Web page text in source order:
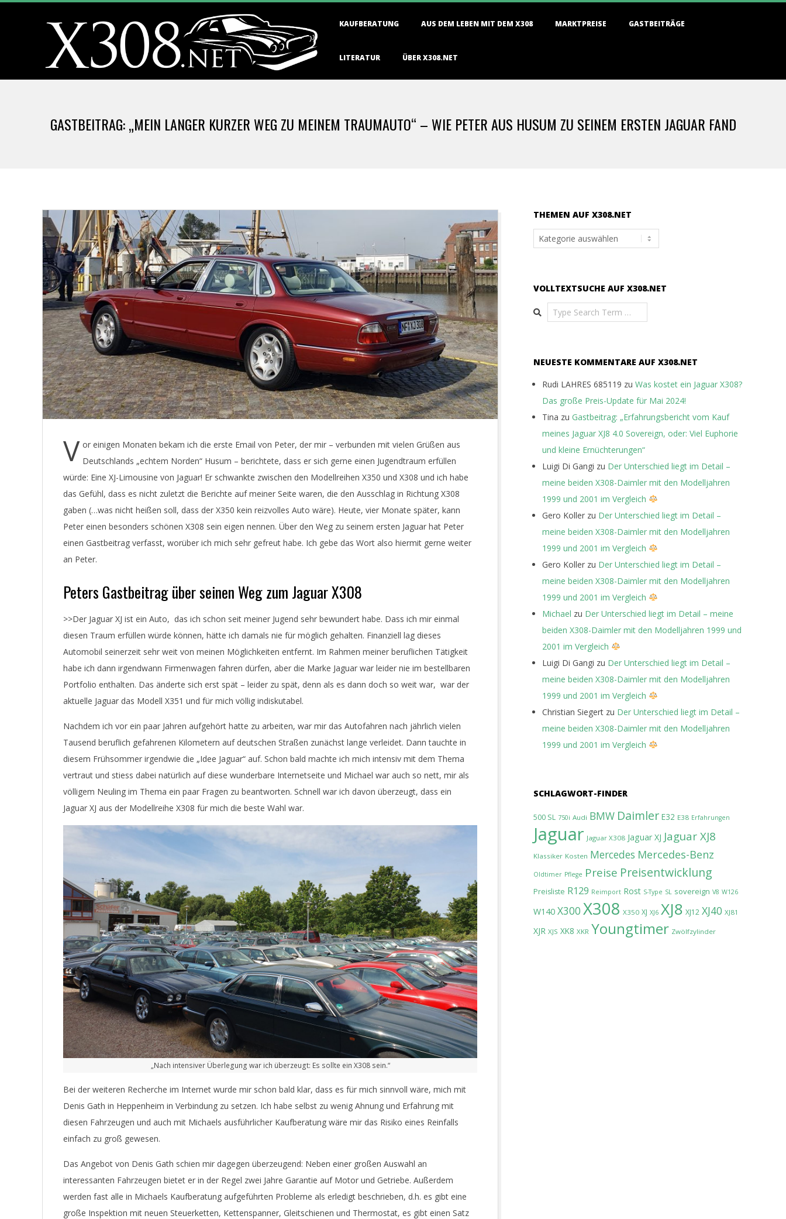
X
3
.
N
E
T
KAUFBERATUNG AUS DEM LEBEN MIT DEM X308 MARKTPREISE GASTBEITRÄGE
LITERATUR ÜBER X308.NET
GASTBEITRAG: „MEIN LANGER KURZER WEG ZU MEINEM TRAUMAUTO“ – WIE PETER AUS HUSUM ZU SEINEM ERSTEN JAGUAR FAND
V or einigen Monaten bekam ich die erste Email von Peter, der mir – verbunden mit vielen Grüßen aus
Deutschlands „echtem Norden“ Husum – berichtete, dass er sich gerne einen Jugendtraum erfüllen
würde: Eine XJ-Limousine von Jaguar! Er schwankte zwischen den Modellreihen X350 und X308 und ich habe
das Gefühl, dass es nicht zuletzt die Berichte auf meiner Seite waren, die den Ausschlag in Richtung X308
gaben (…was nicht heißen soll, dass der X350 kein reizvolles Auto wäre). Heute, vier Monate später, kann
Peter einen besonders schönen X308 sein eigen nennen. Über den Weg zu seinem ersten Jaguar hat Peter
einen Gastbeitrag verfasst, worüber ich mich sehr gefreut habe. Ich gebe das Wort also hiermit gerne weiter
an Peter.
Peters Gastbeitrag über seinen Weg zum Jaguar X308
>>Der Jaguar XJ ist ein Auto, das ich schon seit meiner Jugend sehr bewundert habe. Dass ich mir einmal
diesen Traum erfüllen würde können, hätte ich damals nie für möglich gehalten. Finanziell lag dieses
Automobil seinerzeit sehr weit von meinen Möglichkeiten entfernt. Im Rahmen meiner beruflichen Tätigkeit
habe ich dann irgendwann Firmenwagen fahren dürfen, aber die Marke Jaguar war leider nie im bestellbaren
Portfolio enthalten. Das änderte sich erst spät – leider zu spät, denn als es dann doch so weit war, war der
aktuelle Jaguar das Modell X351 und für mich völlig indiskutabel.
Nachdem ich vor ein paar Jahren aufgehört hatte zu arbeiten, war mir das Autofahren nach jährlich vielen
Tausend beruflich gefahrenen Kilometern auf deutschen Straßen zunächst lange verleidet. Dann tauchte in
diesem Frühsommer irgendwie die „Idee Jaguar“ auf. Schon bald machte ich mich intensiv mit dem Thema
vertraut und stiess dabei natürlich auf diese wunderbare Internetseite und Michael war auch so nett, mir als
völligem Neuling im Thema ein paar Fragen zu beantworten. Schnell war ich davon überzeugt, dass ein
Jaguar XJ aus der Modellreihe X308 für mich die beste Wahl war.
„Nach intensiver Überlegung war ich überzeugt: Es sollte ein X308 sein.“
Bei der weiteren Recherche im Internet wurde mir schon bald klar, dass es für mich sinnvoll wäre, mich mit
Denis Gath in Heppenheim in Verbindung zu setzen. Ich habe selbst zu wenig Ahnung und Erfahrung mit
diesen Fahrzeugen und auch mit Michaels ausführlicher Kaufberatung wäre mir das Risiko eines Reinfalls
einfach zu groß gewesen.
Das Angebot von Denis Gath schien mir dagegen überzeugend: Neben einer großen Auswahl an
interessanten Fahrzeugen bietet er in der Regel zwei Jahre Garantie auf Motor und Getriebe. Außerdem
werden fast alle in Michaels Kaufberatung aufgeführten Probleme als erledigt beschrieben, d.h. es gibt eine
große Inspektion mit neuen Steuerketten, Kettenspanner, Gleitschienen und Thermostat, es gibt einen Satz
THEMEN AUF X308.NET
Themen
auf
VOLLTEXTSUCHE AUF X308.NET
Search
NEUESTE KOMMENTARE AUF X308.NET
Rudi LAHRES 685119 zu Was kostet ein Jaguar X308?
Das große Preis-Update für Mai 2024!
Tina zu Gastbeitrag: „Erfahrungsbericht vom Kauf
meines Jaguar XJ8 4.0 Sovereign, oder: Viel Euphorie
und kleine Ernüchterungen“
Luigi Di Gangi zu Der Unterschied liegt im Detail –
meine beiden X308-Daimler mit den Modelljahren
1999 und 2001 im Vergleich
Gero Koller zu Der Unterschied liegt im Detail –
meine beiden X308-Daimler mit den Modelljahren
1999 und 2001 im Vergleich
Gero Koller zu Der Unterschied liegt im Detail –
meine beiden X308-Daimler mit den Modelljahren
1999 und 2001 im Vergleich
Michael zu Der Unterschied liegt im Detail – meine
beiden X308-Daimler mit den Modelljahren 1999 und
2001 im Vergleich
Luigi Di Gangi zu Der Unterschied liegt im Detail –
meine beiden X308-Daimler mit den Modelljahren
1999 und 2001 im Vergleich
Christian Siegert zu Der Unterschied liegt im Detail –
meine beiden X308-Daimler mit den Modelljahren
1999 und 2001 im Vergleich
SCHLAGWORT-FINDER
500 SL 750i Audi BMW Daimler E32 E38 Erfahrungen
Jaguar Jaguar X308 Jaguar XJ Jaguar XJ8
Klassiker Kosten Mercedes Mercedes-Benz
Oldtimer Pflege Preise Preisentwicklung
Preisliste R129 Reimport Rost S-Type SL sovereign V8 W126
W140 X300 X308 X350 XJ XJ6 XJ8 XJ12 XJ40 XJ81
XJR XJS XK8 XKR Youngtimer Zwölfzylinder